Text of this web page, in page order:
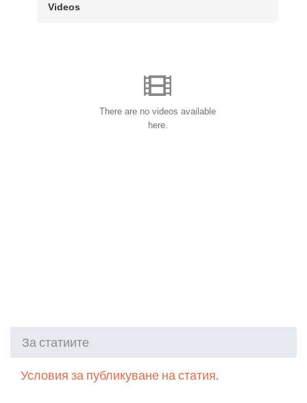
Videos
There are no videos available
here.
За статиите
Условия за публикуване на статия.